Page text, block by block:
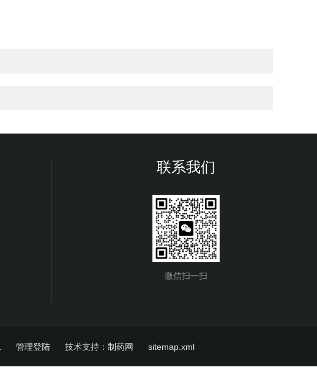
联系我们
微信扫一扫
管理登陆 技术支持： 制药网 sitemap.xml